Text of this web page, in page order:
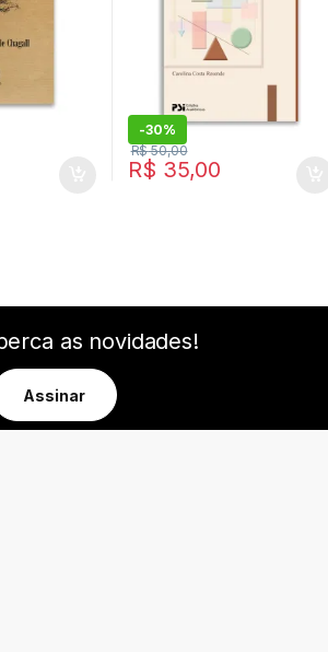
-30%
R$ 35,00
R$50,00
as novidades!